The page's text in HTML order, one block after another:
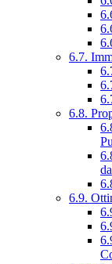
6.7.
6.8.
6.9.